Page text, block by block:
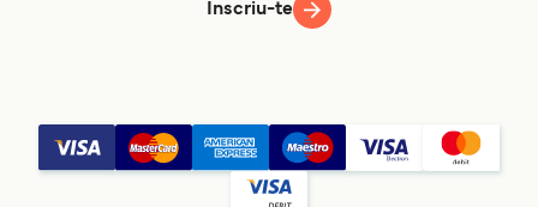
Inscriu-te